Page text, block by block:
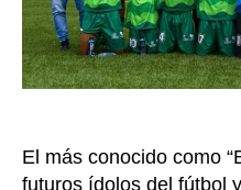
El más conocido como
futuros ídolos del fútbol